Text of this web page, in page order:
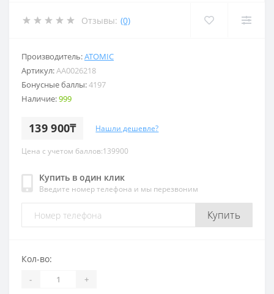
Отзывы: (0)
Производитель:ATOMIC
Артикул:AA0026218
Бонусные баллы:4197
Наличие:999
139 900₸ Нашли дешевле?
Цена с учетом баллов:139900
Купить в один клик
Введите номер телефона и мы перезвоним
Купить
Кол-во:
- +